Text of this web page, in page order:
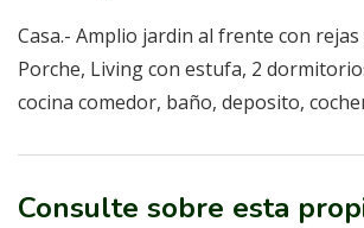
Casa.- Amplio jardin al frente con
Porche, Living con estufa, 2
cocina comedor, baño, deposito,
Consulte sobre esta